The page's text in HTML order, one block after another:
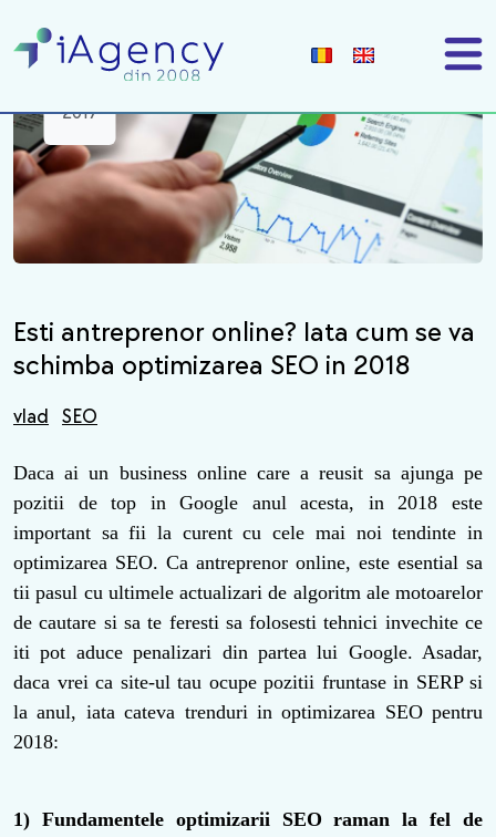
06
2017
Esti antreprenor online? Iata cum se va
schimba optimizarea SEO in 2018
vlad SEO
Daca ai un business online care a reusit sa ajunga pe
pozitii de top in Google anul acesta, in 2018 este
important sa fii la curent cu cele mai noi tendinte in
optimizarea SEO. Ca antreprenor online, este esential sa
tii pasul cu ultimele actualizari de algoritm ale motoarelor
de cautare si sa te feresti sa folosesti tehnici invechite ce
iti pot aduce penalizari din partea lui Google. Asadar,
daca vrei ca site-ul tau ocupe pozitii fruntase in SERP si
la anul, iata cateva trenduri in optimizarea SEO pentru
2018:
1) Fundamentele optimizarii SEO raman la fel de